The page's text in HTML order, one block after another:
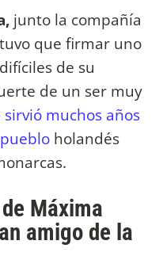
junto la compañía
que firmar uno
de su
de un ser muy
muchos años
holandés
Máxima
amigo de la